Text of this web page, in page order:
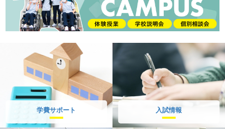
学費サポート 入試情報